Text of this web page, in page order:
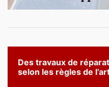
Des travaux de
selon les règles de